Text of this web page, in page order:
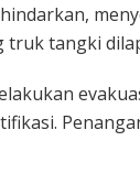
tangki